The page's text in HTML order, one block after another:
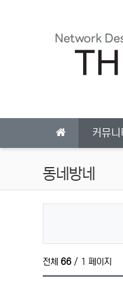
커뮤니
동네방네
전체 66 / 1 페이지